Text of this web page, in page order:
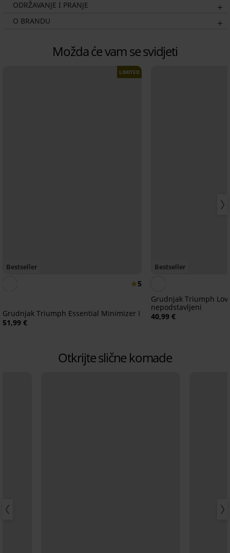
ODRŽAVANJE I PRANJE
O BRANDU
Možda će vam se svidjeti
Bestseller
LIMITED
5
Grudnjak Triumph Essential Minimizer I
51,99 €
Bestseller
Grudnjak Triumph
nepodstavljeni
40,99 €
Otkrijte slične komade